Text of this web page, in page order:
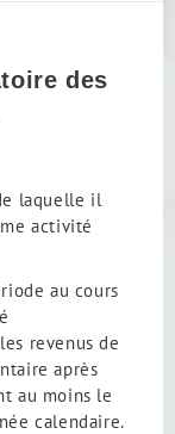
des
laquelle il
activité
au cours
revenus de
après
au moins le
calendaire.